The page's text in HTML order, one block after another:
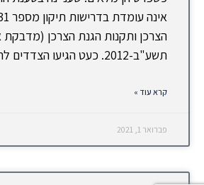
הצרכן ותקנות הגנת הצרכן (מדבקת
תשע"ב-2012. כעט הגיעו הצדדים להסדר פשרה לפיו
קרא עוד »
פברואר 1, 2021